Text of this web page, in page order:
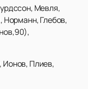
Мевля,
Глебов,
Ионов, Плиев,